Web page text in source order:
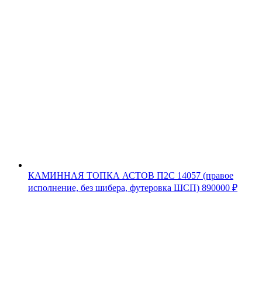
КАМИННАЯ ТОПКА АСТОВ П2С 14057 (правое
исполнение, без шибера, футеровка ШСП) 890000 ₽